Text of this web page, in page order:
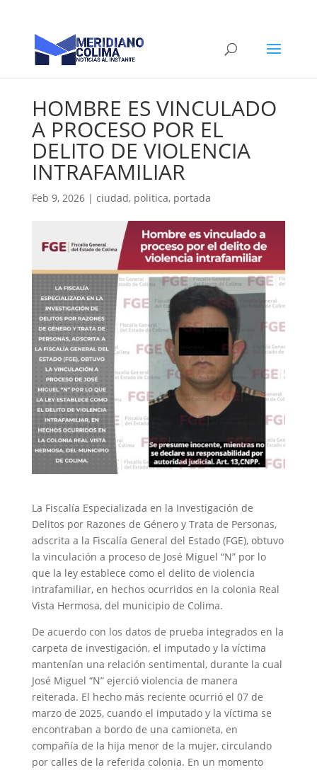
HOMBRE ES VINCULADO
A PROCESO POR EL
DELITO DE VIOLENCIA
INTRAFAMILIAR
Feb 9, 2026| ciudad, politica, portada
La Fiscalía Especializada en la Investigación de
Delitos por Razones de Género y Trata de Personas,
adscrita a la Fiscalía General del Estado (FGE), obtuvo
la vinculación a proceso de José Miguel “N” por lo
que la ley establece como el delito de violencia
intrafamiliar, en hechos ocurridos en la colonia Real
Vista Hermosa, del municipio de Colima.
De acuerdo con los datos de prueba integrados en la
carpeta de investigación, el imputado y la víctima
mantenían una relación sentimental, durante la cual
José Miguel “N” ejerció violencia de manera
reiterada. El hecho más reciente ocurrió el 07 de
marzo de 2025, cuando el imputado y la víctima se
encontraban a bordo de una camioneta, en
compañía de la hija menor de la mujer, circulando
por calles de la referida colonia. En un momento